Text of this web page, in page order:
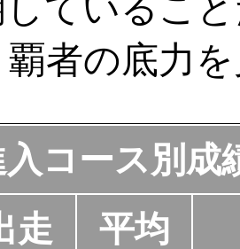
者の底力を
入コース別成
走
平均